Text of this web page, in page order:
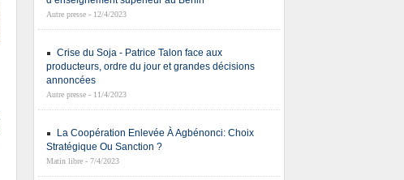
Autre presse - 12/4/2023
Crise du Soja - Patrice Talon face aux
producteurs, ordre du jour et grandes décisions
annoncées
Autre presse - 11/4/2023
La Coopération Enlevée À Agbénonci: Choix
Stratégique Ou Sanction ?
Matin libre - 7/4/2023